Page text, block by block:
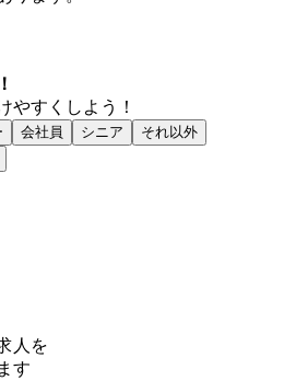
やすくしよう！
会社員 シニア
それ以外
人を
す